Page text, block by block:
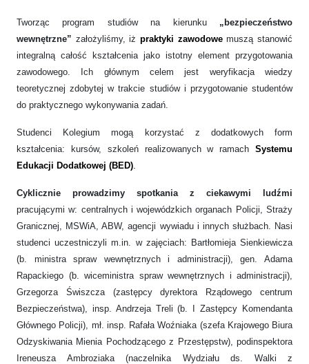
Tworząc program studiów na kierunku „bezpieczeństwo
wewnętrzne” założyliśmy, iż praktyki zawodowemuszą stanowić
integralną całość kształcenia jako istotny element przygotowania
zawodowego. Ich głównym celem jest weryfikacja wiedzy
teoretycznej zdobytej w trakcie studiów i przygotowanie studentów
do praktycznego wykonywania zadań.
Studenci Kolegium mogą korzystać z dodatkowych form
kształcenia: kursów, szkoleń realizowanych w ramach Systemu
Edukacji Dodatkowej (BED).
Cyklicznie prowadzimy spotkania z ciekawymi ludźmi
pracującymi w: centralnych i wojewódzkich organach Policji, Straży
Granicznej, MSWiA, ABW, agencji wywiadu i innych służbach. Nasi
studenci uczestniczyli m.in. w zajęciach: Bartłomieja Sienkiewicza
(b. ministra spraw wewnętrznych i administracji), gen. Adama
Rapackiego (b. wiceministra spraw wewnętrznych i administracji),
Grzegorza Świszcza (zastępcy dyrektora Rządowego centrum
Bezpieczeństwa), insp. Andrzeja Treli (b. I Zastępcy Komendanta
Głównego Policji), mł. insp. Rafała Woźniaka (szefa Krajowego Biura
Odzyskiwania Mienia Pochodzącego z Przestępstw), podinspektora
Ireneusza Ambroziaka (naczelnika Wydziału ds. Walki z